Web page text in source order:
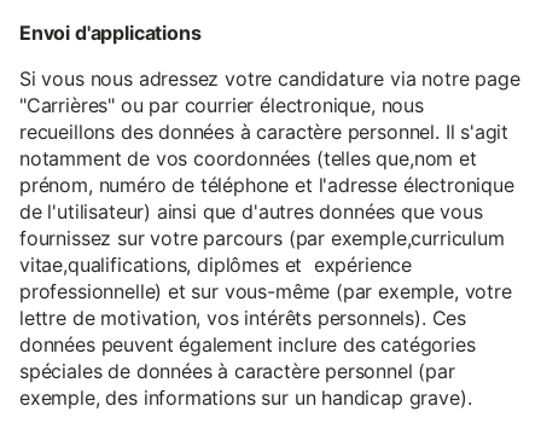
Envoi d'applications
Si vous nous adressez votre candidature via notre page
"Carrières" ou par courrier électronique, nous
recueillons des données à caractère personnel. Il s'agit
notamment de vos coordonnées (telles que,nom et
prénom, numéro de téléphone et l'adresse électronique
de l'utilisateur) ainsi que d'autres données que vous
fournissez sur votre parcours (par exemple,curriculum
vitae,qualifications, diplômes et expérience
professionnelle) et sur vous-même (par exemple, votre
lettre de motivation, vos intérêts personnels). Ces
données peuvent également inclure des catégories
spéciales de données à caractère personnel (par
exemple, des informations sur un handicap grave).